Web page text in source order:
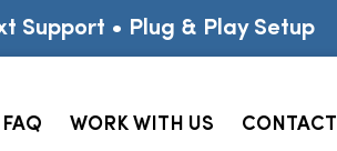
Support • Plug & Play Setup
FAQ WORK WITH US CONTACT